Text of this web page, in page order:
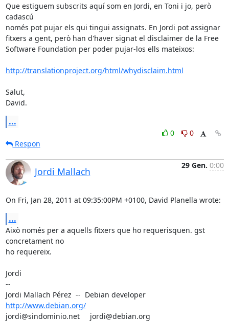
Que estiguem subscrits aquí som en Jordi, en Toni i jo, però
cadascú
només pot pujar els qui tingui assignats. En Jordi pot assignar
fitxers a gent, però han d'haver signat el disclaimer de la Free
Software Foundation per poder pujar-los ells mateixos:
http://translationproject.org/html/whydisclaim.html
Salut,
David.
...
0
0
Respon
Jordi Mallach
29 Gen. 0:00
On Fri, Jan 28, 2011 at 09:35:00PM +0100, David Planella wrote:
...
Això només per a aquells fitxers que ho requerisquen. gst
concretament no
ho requereix.
Jordi
--
Jordi Mallach Pérez  --  Debian developer
http://www.debian.org/